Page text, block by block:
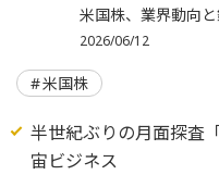
米国株、業界動向
2026/06/12
米国株
半世紀ぶりの月面探査
宙ビジネス